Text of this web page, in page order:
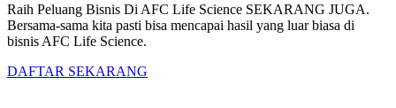
Raih Peluang Bisnis Di AFC Life Science SEKARANG JUGA.
Bersama-sama kita pasti bisa mencapai hasil yang luar biasa di
bisnis AFC Life Science.
DAFTAR SEKARANG